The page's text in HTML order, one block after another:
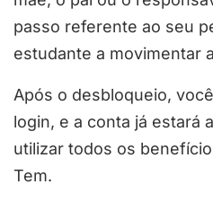
passo referente ao seu
estudante a movimentar
Após o desbloqueio,
login, e a conta já estará
utilizar todos os
Tem.